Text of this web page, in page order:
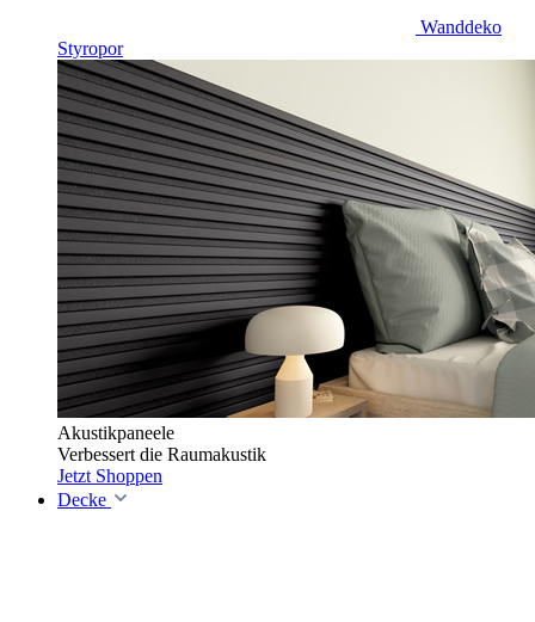
Wanddeko
Styropor
Akustikpaneele
Verbessert die Raumakustik
Jetzt Shoppen
Decke